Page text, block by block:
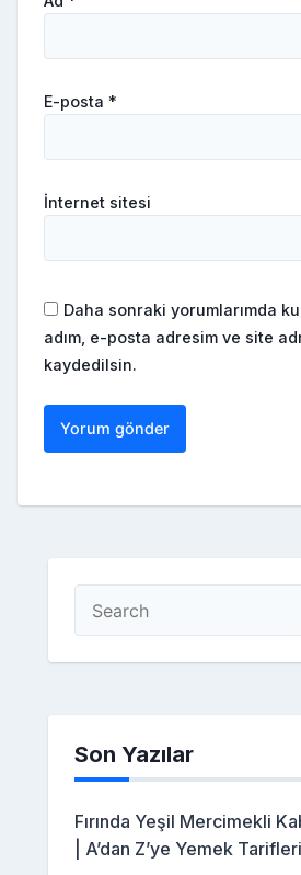
E-posta *
İnternet sitesi
Daha sonraki yorumlarımda
adım, e-posta adresim ve site
kaydedilsin.
Son Yazılar
Fırında Yeşil Mercimekli
| A’dan Z’ye Yemek Tarifleri